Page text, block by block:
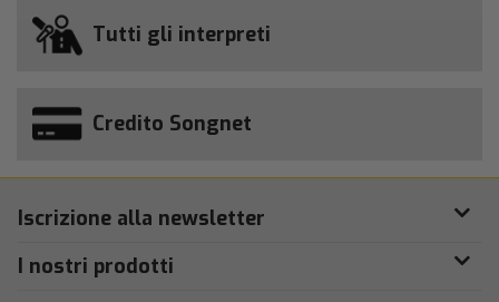
Tutti gli interpreti
Credito Songnet
Iscrizione alla newsletter
I nostri prodotti